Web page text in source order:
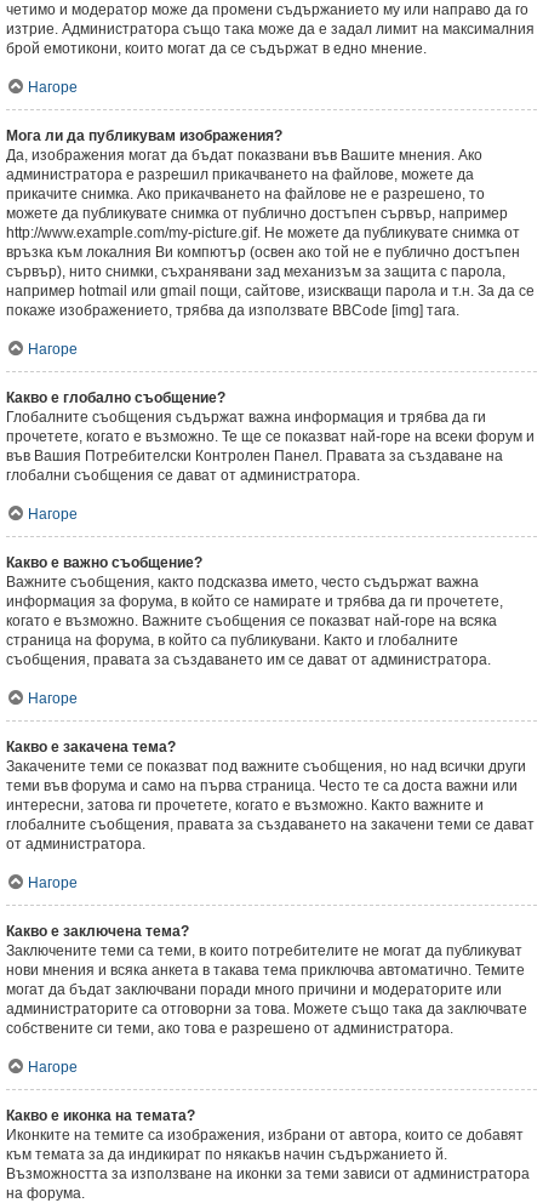
четимо и модератор може да промени съдържанието му или направо да го
изтрие. Администратора също така може да е задал лимит на максималния
брой емотикони, които могат да се съдържат в едно мнение.
Нагоре
Мога ли да публикувам изображения?
Да, изображения могат да бъдат показвани във Вашите мнения. Ако
администратора е разрешил прикачването на файлове, можете да
прикачите снимка. Ако прикачването на файлове не е разрешено, то
можете да публикувате снимка от публично достъпен сървър, например
http://www.example.com/my-picture.gif. Не можете да публикувате снимка от
връзка към локалния Ви компютър (освен ако той не е публично достъпен
сървър), нито снимки, съхранявани зад механизъм за защита с парола,
например hotmail или gmail пощи, сайтове, изискващи парола и т.н. За да се
покаже изображението, трябва да използвате BBCode [img] тага.
Нагоре
Какво е глобално съобщение?
Глобалните съобщения съдържат важна информация и трябва да ги
прочетете, когато е възможно. Те ще се показват най-горе на всеки форум и
във Вашия Потребителски Контролен Панел. Правата за създаване на
глобални съобщения се дават от администратора.
Нагоре
Какво е важно съобщение?
Важните съобщения, както подсказва името, често съдържат важна
информация за форума, в който се намирате и трябва да ги прочетете,
когато е възможно. Важните съобщения се показват най-горе на всяка
страница на форума, в който са публикувани. Както и глобалните
съобщения, правата за създаването им се дават от администратора.
Нагоре
Какво е закачена тема?
Закачените теми се показват под важните съобщения, но над всички други
теми във форума и само на първа страница. Често те са доста важни или
интересни, затова ги прочетете, когато е възможно. Както важните и
глобалните съобщения, правата за създаването на закачени теми се дават
от администратора.
Нагоре
Какво е заключена тема?
Заключените теми са теми, в които потребителите не могат да публикуват
нови мнения и всяка анкета в такава тема приключва автоматично. Темите
могат да бъдат заключвани поради много причини и модераторите или
администраторите са отговорни за това. Можете също така да заключвате
собствените си теми, ако това е разрешено от администратора.
Нагоре
Какво е иконка на темата?
Иконките на темите са изображения, избрани от автора, които се добавят
към темата за да индикират по някакъв начин съдържанието й.
Възможността за използване на иконки за теми зависи от администратора
на форума.